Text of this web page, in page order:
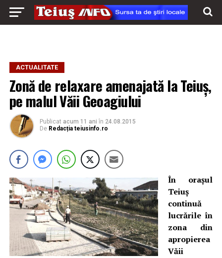
ACTUALITATE
Zonă de relaxare amenajată la Teiuș,
pe malul Văii Geoagiului
Publicat acum 11 ani în 24.08.2015
De Redacția teiusinfo.ro
În oraşul
Teiuş
continuă
lucrările în
zona din
apropierea
Văii